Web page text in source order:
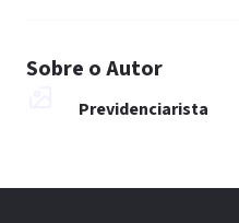
Sobre o Autor
Previdenciarista